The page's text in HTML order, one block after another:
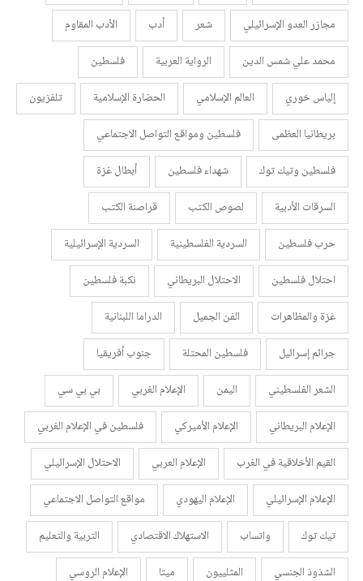
مجازر العدو الإسرائيلي
شعر أدب
الأدب المقاوم
محمد علي شمس الدين
الرواية العربية
فلسطين
إلياس خوري
العالم الإسلامي الحضارة الإسلامية
تلفزيون
بريطانيا العظمى
فلسطين ومواقع التواصل الاجتماعي
فلسطين وتيك توك
شهداء فلسطين
أبطال غزة
السرقات الأدبية
لصوص الكتب
قراصنة الكتب
حرب فلسطين
السردية الفلسطينية
السردية الإسرائيلية
احتلال فلسطين
الاحتلال البريطاني
نكبة فلسطين
غزة والمظاهرات
الفن الجميل
الدراما اللبنانية
جرائم إسرائيل
فلسطين المحتلة
جنوب أفريقيا
الشعر الفلسطيني
اليمن الإعلام الغربي
بي بي سي
الإعلام البريطاني
الإعلام الأميركي
فلسطين في الإعلام الغربي
القيم الأخلاقية في الغرب
الإعلام العربي
الاحتلال الإسرائيلي
الإعلام الإسرائيلي
الإعلام اليهودي
مواقع التواصل الاجتماعي
تيك توك
واتساب الاستهلاك الاقتصادي
التربية والتعليم
الشذوذ الجنسي
المثلييون ميتا
الإعلام الروسي